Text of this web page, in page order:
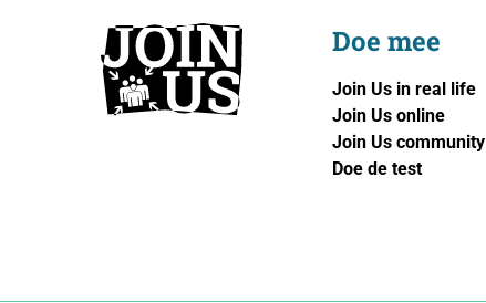
Doe mee
Join Us in real life
Join Us online
Join Us community
Doe de test